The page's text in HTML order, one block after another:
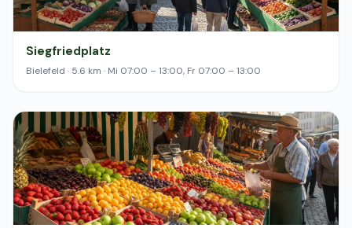
Siegfriedplatz
Bielefeld · 5.6 km · Mi 07:00 – 13:00, Fr 07:00 – 13:00